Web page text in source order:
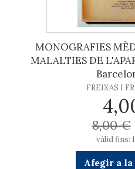
MONOGRAFIES
MALALTIES DE
FREIXAS I
8,00 €
vàlid fins:
Afegir a